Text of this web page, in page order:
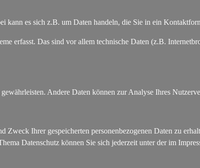
kann es sich z.B. um Daten handeln, die Sie in ein
erfasst. Das sind vor allem technische Daten (z.B.
Andere Daten können zur Analyse Ihres
Ihrer gespeicherten personenbezogenen Daten zu
Datenschutz können Sie sich jederzeit unter der im